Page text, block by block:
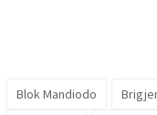
Blok Mandiodo